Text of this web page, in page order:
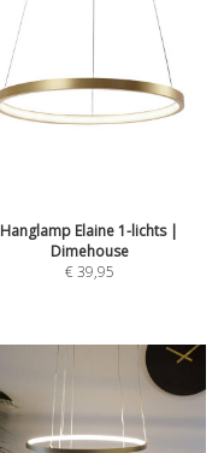
Hanglamp Elaine 1-lichts |
Dimehouse
€39,95